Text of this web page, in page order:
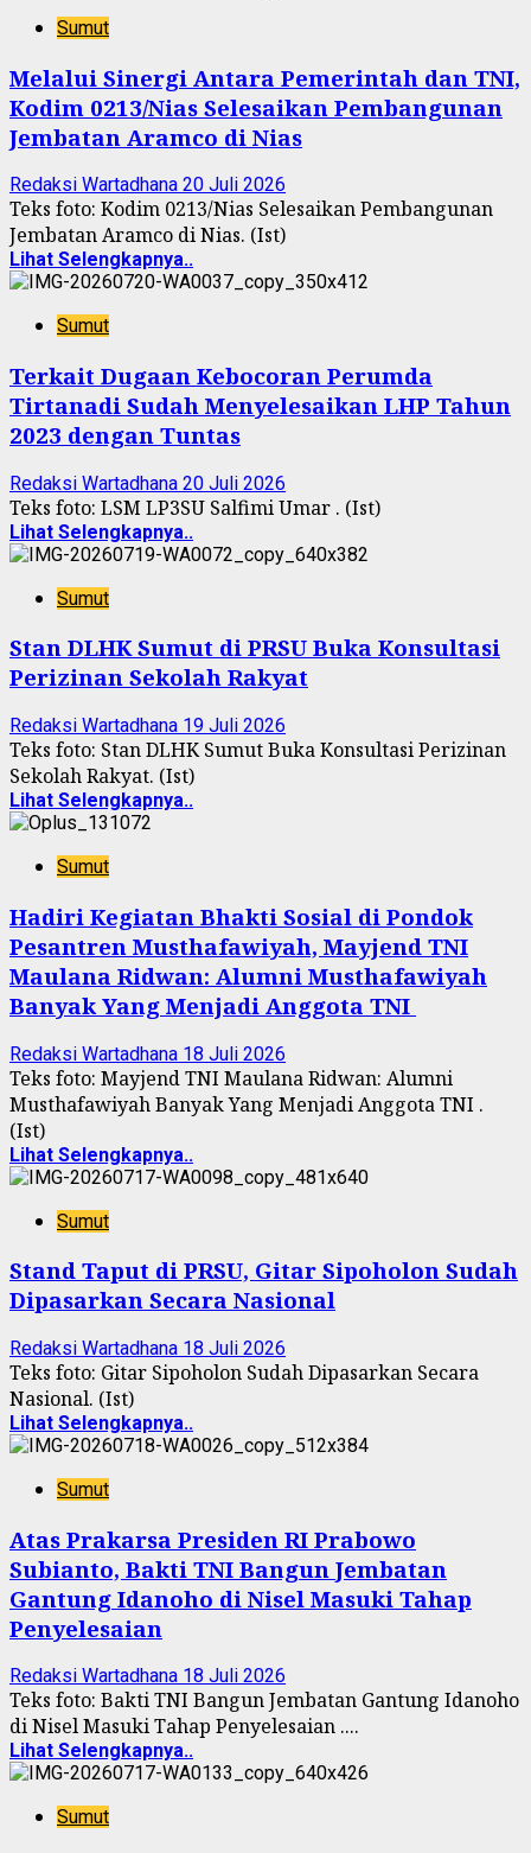
Sumut
Melalui Sinergi Antara Pemerintah dan TNI,
Kodim 0213/Nias Selesaikan Pembangunan
Jembatan Aramco di Nias
Redaksi Wartadhana 20 Juli 2026
Teks foto: Kodim 0213/Nias Selesaikan Pembangunan
Jembatan Aramco di Nias. (Ist)
Lihat Selengkapnya..
Sumut
Terkait Dugaan Kebocoran Perumda
Tirtanadi Sudah Menyelesaikan LHP Tahun
2023 dengan Tuntas
Redaksi Wartadhana 20 Juli 2026
Teks foto: LSM LP3SU Salfimi Umar . (Ist)
Lihat Selengkapnya..
Sumut
Stan DLHK Sumut di PRSU Buka Konsultasi
Perizinan Sekolah Rakyat
Redaksi Wartadhana 19 Juli 2026
Teks foto: Stan DLHK Sumut Buka Konsultasi Perizinan
Sekolah Rakyat. (Ist)
Lihat Selengkapnya..
Sumut
Hadiri Kegiatan Bhakti Sosial di Pondok
Pesantren Musthafawiyah, Mayjend TNI
Maulana Ridwan: Alumni Musthafawiyah
Banyak Yang Menjadi Anggota TNI
Redaksi Wartadhana 18 Juli 2026
Teks foto: Mayjend TNI Maulana Ridwan: Alumni
Musthafawiyah Banyak Yang Menjadi Anggota TNI .
(Ist)
Lihat Selengkapnya..
Sumut
Stand Taput di PRSU, Gitar Sipoholon Sudah
Dipasarkan Secara Nasional
Redaksi Wartadhana 18 Juli 2026
Teks foto: Gitar Sipoholon Sudah Dipasarkan Secara
Nasional. (Ist)
Lihat Selengkapnya..
Sumut
Atas Prakarsa Presiden RI Prabowo
Subianto, Bakti TNI Bangun Jembatan
Gantung Idanoho di Nisel Masuki Tahap
Penyelesaian
Redaksi Wartadhana 18 Juli 2026
Teks foto: Bakti TNI Bangun Jembatan Gantung Idanoho
di Nisel Masuki Tahap Penyelesaian ....
Lihat Selengkapnya..
Sumut